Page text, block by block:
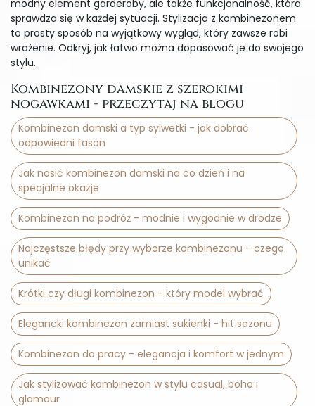
modny element garderoby, ale także funkcjonalność, która
sprawdza się w każdej sytuacji. Stylizacja z kombinezonem
to prosty sposób na wyjątkowy wygląd, który zawsze robi
wrażenie. Odkryj, jak łatwo można dopasować je do swojego
stylu.
Kombinezony damskie z szerokimi
nogawkami - przeczytaj na blogu
Kombinezon damski a typ sylwetki - jak dobrać
odpowiedni fason
Jak nosić kombinezon damski na co dzień i na
specjalne okazje
Kombinezon na podróż - modnie i wygodnie w drodze
Najczęstsze błędy przy wyborze kombinezonu - czego
unikać
Krótki czy długi kombinezon - który model wybrać
Elegancki kombinezon zamiast sukienki - hit sezonu
Kombinezon do pracy - elegancja i komfort w jednym
Jak stylizować kombinezon w stylu casual, boho i
glamour